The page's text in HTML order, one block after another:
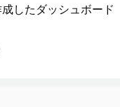
したダッシュボード